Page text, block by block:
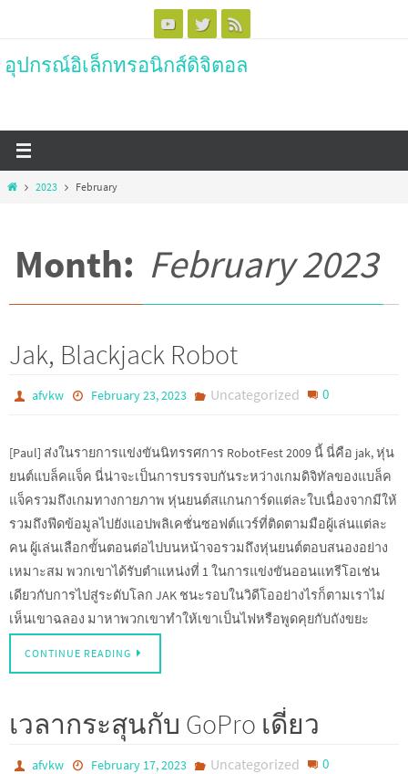
content
อุปกรณ์อิเล็กทรอนิกส์ดิจิตอล
Home2023 February
Month: February 2023
Jak, Blackjack Robot
afvkw February 23, 2023 Uncategorized 0
[Paul] ส่งในรายการแข่งขันนิทรรศการ RobotFest 2009 นี้ นี่คือ jak, หุ่น
ยนต์แบล็คแจ็ค นี่น่าจะเป็นการบรรจบกันระหว่างเกมดิจิทัลของแบล็ค
แจ็ครวมถึงเกมทางกายภาพ หุ่นยนต์สแกนการ์ดแต่ละใบเนื่องจากมีให้
รวมถึงฟีดข้อมูลไปยังแอปพลิเคชั่นซอฟต์แวร์ที่ติดตามมือผู้เล่นแต่ละ
คน ผู้เล่นเลือกขั้นตอนต่อไปบนหน้าจอรวมถึงหุ่นยนต์ตอบสนองอย่าง
เหมาะสม พวกเขาได้รับตำแหน่งที่ 1 ในการแข่งขันออนแทรีโอเช่น
เดียวกับการไปสู่ระดับโลก JAK ชนะรอบในวิดีโออย่างไรก็ตามเราไม่
เห็นเขาฉลอง มาหาพวกเขาทำให้เขาเป็นไฟหรือพูดคุยกับถังขยะ
CONTINUE READING
เวลากระสุนกับ GoPro เดี่ยว
afvkw February 17, 2023 Uncategorized 0